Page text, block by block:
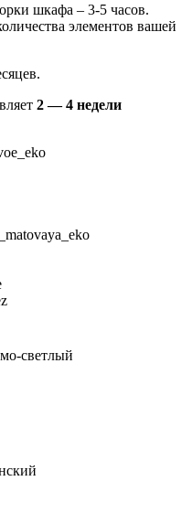
шкафа – 3-5 часов.
элементов вашей
2 — 4 недели
светлый